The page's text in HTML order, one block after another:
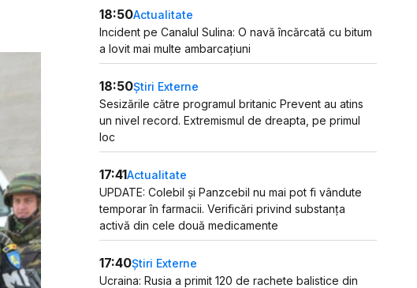
18:50Actualitate
Incident pe Canalul Sulina: O navă încărcată cu bitum
a lovit mai multe ambarcațiuni
18:50Știri Externe
Sesizările către programul britanic Prevent au atins
un nivel record. Extremismul de dreapta, pe primul
loc
17:41Actualitate
UPDATE: Colebil și Panzcebil nu mai pot fi vândute
temporar în farmacii. Verificări privind substanța
activă din cele două medicamente
17:40Știri Externe
Ucraina: Rusia a primit 120 de rachete balistice din